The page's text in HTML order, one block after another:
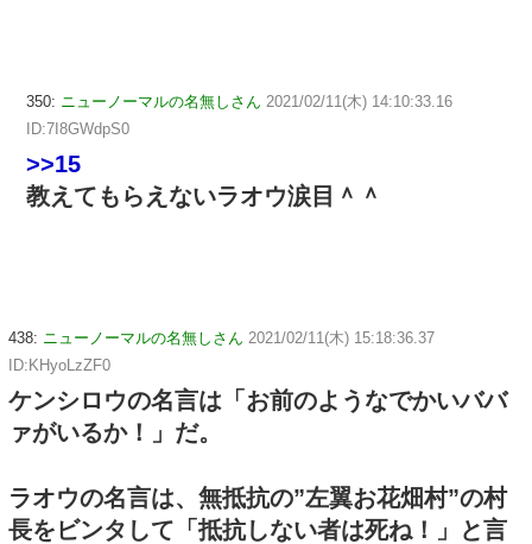
350: ニューノーマルの名無しさん 2021/02/11(木) 14:10:33.16
ID:7I8GWdpS0
>>15
教えてもらえないラオウ涙目＾＾
438: ニューノーマルの名無しさん 2021/02/11(木) 15:18:36.37
ID:KHyoLzZF0
ケンシロウの名言は「お前のようなでかいババ
ァがいるか！」だ。
ラオウの名言は、無抵抗の”左翼お花畑村”の村
長をビンタして「抵抗しない者は死ね！」と言